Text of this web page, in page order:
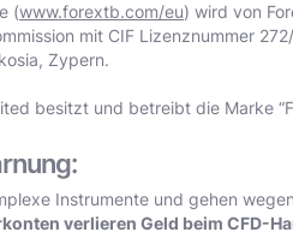
(www.forextb.com/eu) wird von
mit CIF Lizenznummer
Zypern.
besitzt und betreibt die Marke
Instrumente und gehen
verlieren Geld beim CFD-